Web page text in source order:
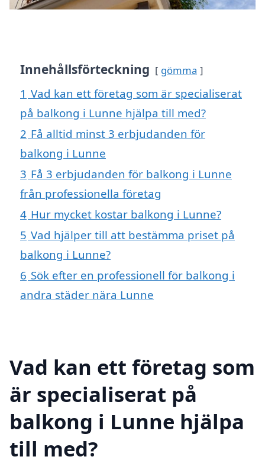
Innehållsförteckning gömma
1 Vad kan ett företag som är specialiserat
på balkong i Lunne hjälpa till med?
2 Få alltid minst 3 erbjudanden för
balkong i Lunne
3 Få 3 erbjudanden för balkong i Lunne
från professionella företag
4 Hur mycket kostar balkong i Lunne?
5 Vad hjälper till att bestämma priset på
balkong i Lunne?
6 Sök efter en professionell för balkong i
andra städer nära Lunne
Vad kan ett företag som
är specialiserat på
balkong i Lunne hjälpa
till med?